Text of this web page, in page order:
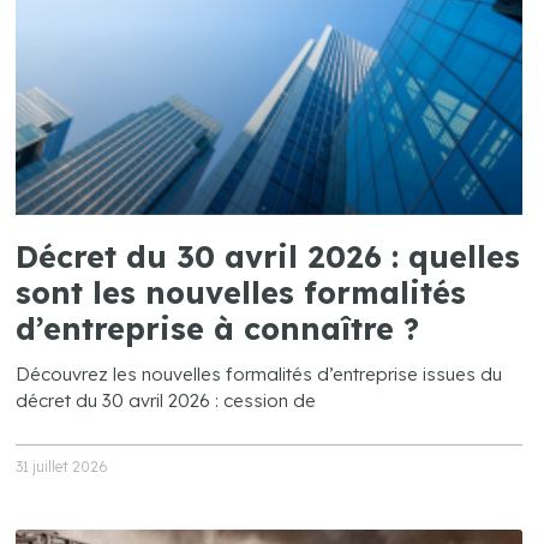
Décret du 30 avril 2026 : quelles
sont les nouvelles formalités
d’entreprise à connaître ?
Découvrez les nouvelles formalités d’entreprise issues du
décret du 30 avril 2026 : cession de
31 juillet 2026